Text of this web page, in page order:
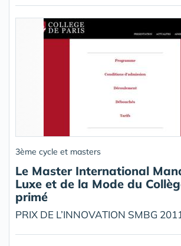
3ème cycle et masters
Le Master International
Luxe et de la Mode du
primé
PRIX DE L’INNOVATION SMBG